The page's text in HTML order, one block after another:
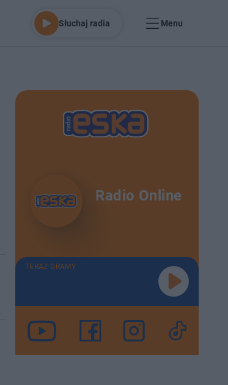
Słuchaj radia Menu
Radio Online
TERAZ GRAMY